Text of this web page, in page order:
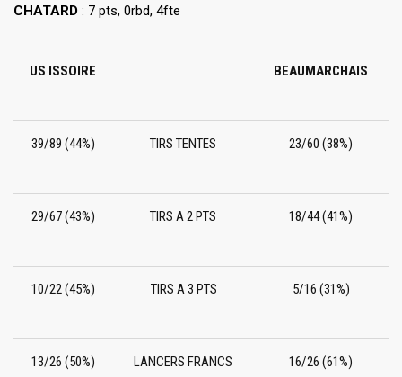
CHATARD : 7 pts, 0rbd, 4fte
US ISSOIRE BEAUMARCHAIS
39/89 (44%) TIRS TENTES 23/60 (38%)
29/67 (43%) TIRS A 2 PTS 18/44 (41%)
10/22 (45%) TIRS A 3 PTS 5/16 (31%)
13/26 (50%) LANCERS FRANCS 16/26 (61%)